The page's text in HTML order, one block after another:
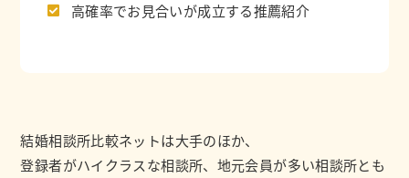
高確率でお見合いが成立する推薦紹介
結婚相談所比較ネットは大手のほか、
登録者がハイクラスな相談所、地元会員が多い相談所とも